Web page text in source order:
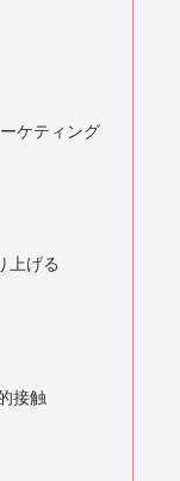
ケティング
上げる
接触